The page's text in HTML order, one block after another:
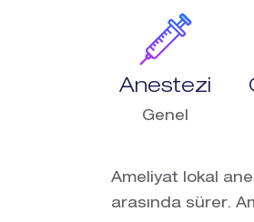
Anestezi
Genel
Ameliyat lokal
arasında sürer.